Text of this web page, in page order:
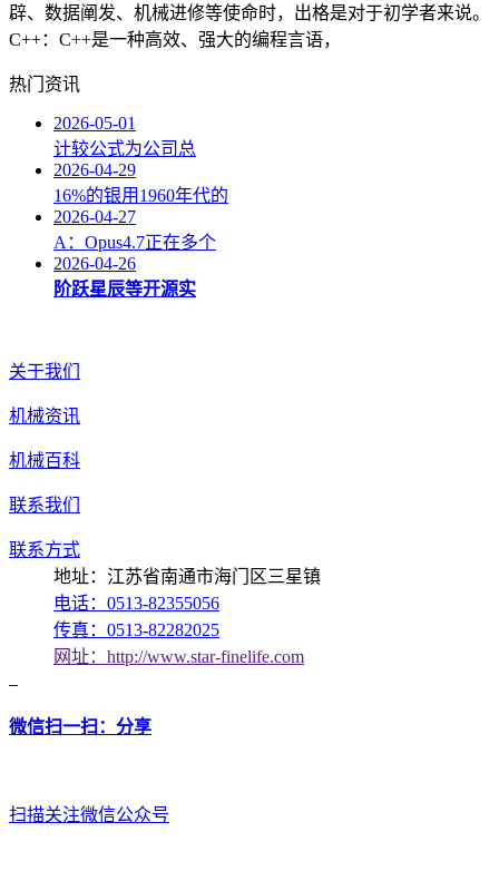
辟、数据阐发、机械进修等使命时，出格是对于初学者来说。
C++：C++是一种高效、强大的编程言语，
热门资讯
2026-05-01
计较公式为公司总
2026-04-29
16%的银用1960年代的
2026-04-27
A：Opus4.7正在多个
2026-04-26
阶跃星辰等开源实
关于我们
机械资讯
机械百科
联系我们
联系方式
地址：江苏省南通市海门区三星镇
电话：0513-82355056
传真：0513-82282025
网址：http://www.star-finelife.com
微信扫一扫：分享
扫描关注微信公众号